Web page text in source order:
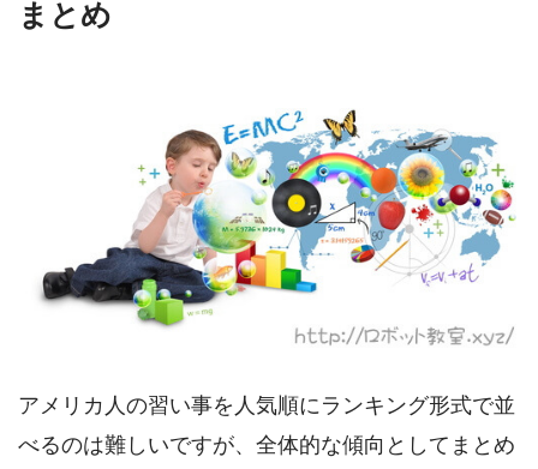
まとめ
アメリカ人の習い事を人気順にランキング形式で並
べるのは難しいですが、全体的な傾向としてまとめ